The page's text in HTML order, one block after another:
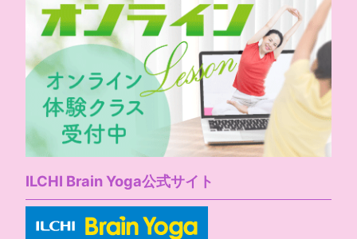
ILCHI Brain Yoga公式サイト